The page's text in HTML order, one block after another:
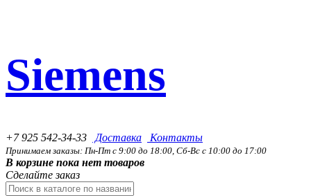
Siemens
+7 925 542-34-33 Доставка Контакты
Принимаем заказы: Пн-Пт с 9:00 до 18:00, Сб-Вс с 10:00 до 17:00
В корзине пока нет товаров
Сделайте заказ